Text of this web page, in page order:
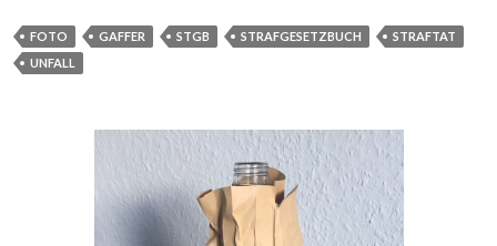
FOTO GAFFER STGB STRAFGESETZBUCH
STRAFTAT
UNFALL